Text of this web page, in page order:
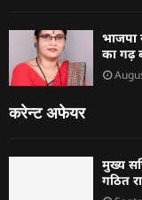
भाजपा
का गढ़
करेन्ट अफेयर
मुख्य
गठित